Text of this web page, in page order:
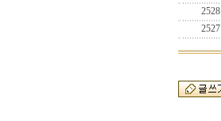
2528
2527